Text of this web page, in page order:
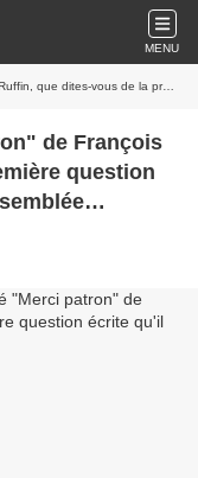
MENU
écrite qu'il compte poser à l'Assemblée nationale?
de François
question